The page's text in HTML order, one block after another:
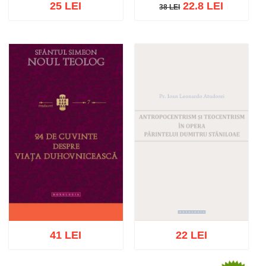
Stoc epuizat
25 LEI 38 LEI
38 LEI22.8 LEI
41 LEI 22 LEI